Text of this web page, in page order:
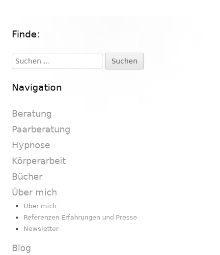
Haupt-
Seitenleiste
Finde:
Suchen
nach:
Navigation
Beratung
Paarberatung
Hypnose
Körperarbeit
Bücher
Über mich
Über mich
Referenzen Erfahrungen und Presse
Newsletter
Blog